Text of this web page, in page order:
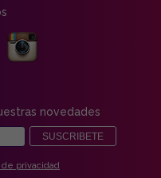
novedades
SUSCRIBETE
de privacidad